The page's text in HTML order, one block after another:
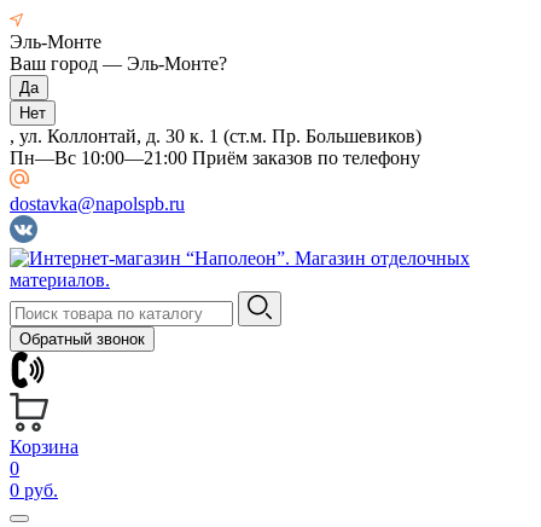
Эль-Монте
Ваш город — Эль-Монте?
, ул. Коллонтай, д. 30 к. 1 (ст.м. Пр. Большевиков)
Пн—Вс 10:00—21:00 Приём заказов по телефону
dostavka@napolspb.ru
Обратный звонок
Корзина
0
0 руб.